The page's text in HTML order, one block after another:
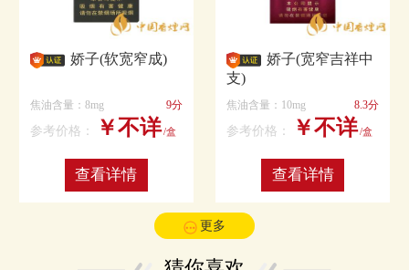
娇子(软宽窄成)
焦油含量：8mg 9分
参考价格： ￥不详/盒
查看详情
娇子(宽窄吉祥中
支)
焦油含量：10mg 8.3分
参考价格： ￥不详/盒
查看详情
更多